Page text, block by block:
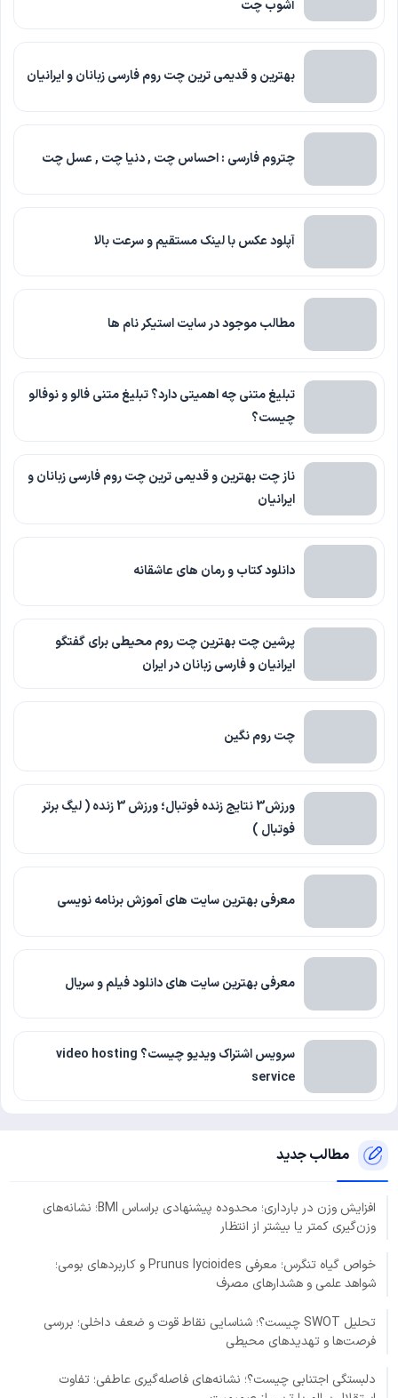
آشوب چت
بهترین و قدیمی ترین چت روم فارسی زبانان و ایرانیان
چتروم فارسی : احساس چت , دنیا چت , عسل چت
آپلود عکس با لینک مستقیم و سرعت بالا
مطالب موجود در سایت استیکر نام ها
تبلیغ متنی چه اهمیتی دارد؟ تبلیغ متنی فالو و نوفالو
چیست؟
ناز چت بهترین و قدیمی ترین چت روم فارسی زبانان و
ایرانیان
دانلود کتاب و رمان های عاشقانه
پرشین چت بهترین چت روم محیطی برای گفتگو
ایرانیان و فارسی زبانان در ایران
چت روم نگین
ورزش3 نتایج زنده فوتبال؛ ورزش 3 زنده ( لیگ برتر
فوتبال )
معرفی بهترین سایت های آموزش برنامه نویسی
معرفی بهترین سایت های دانلود فیلم و سریال
سرویس اشتراک ویدیو چیست؟ video hosting
service
مطالب جدید
افزایش وزن در بارداری؛ محدوده پیشنهادی براساس BMI؛ نشانه‌های
وزن‌گیری کمتر یا بیشتر از انتظار
خواص گیاه تنگرس؛ معرفی Prunus lycioides و کاربردهای بومی؛
شواهد علمی و هشدارهای مصرف
تحلیل SWOT چیست؟؛ شناسایی نقاط قوت و ضعف داخلی؛ بررسی
فرصت‌ها و تهدیدهای محیطی
دلبستگی اجتنابی چیست؟؛ نشانه‌های فاصله‌گیری عاطفی؛ تفاوت